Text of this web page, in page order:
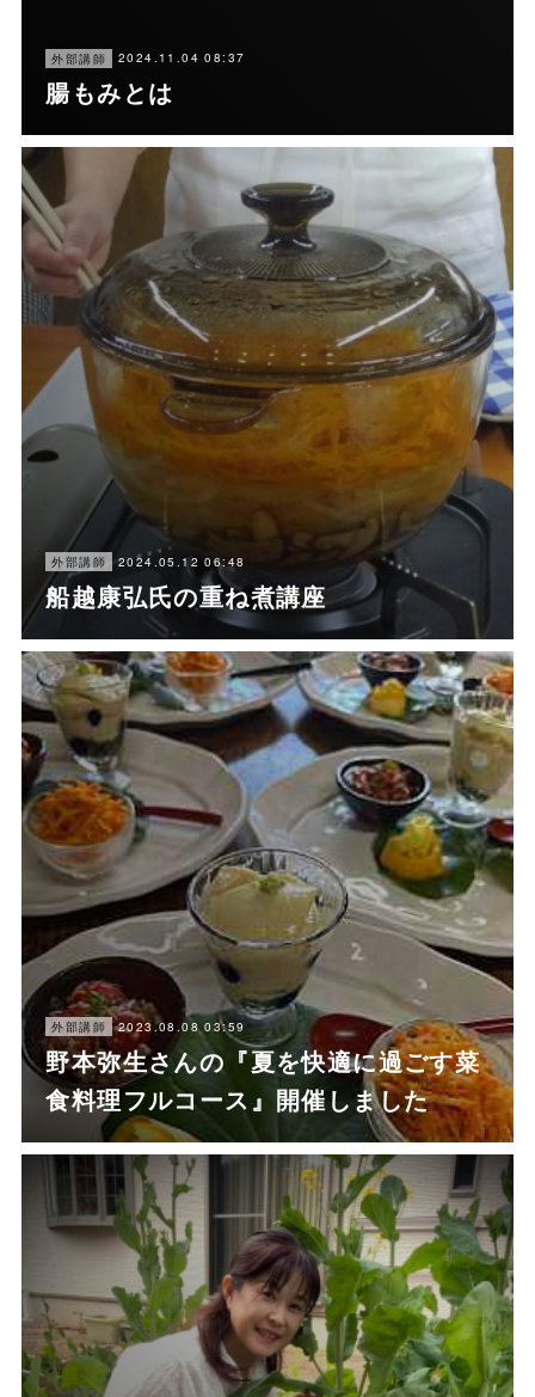
外部講師 2024.11.04 08:37
腸もみとは
外部講師 2024.05.12 06:48
船越康弘氏の重ね煮講座
外部講師 2023.08.08 03:59
野本弥生さんの『夏を快適に過ごす菜
食料理フルコース』開催しました